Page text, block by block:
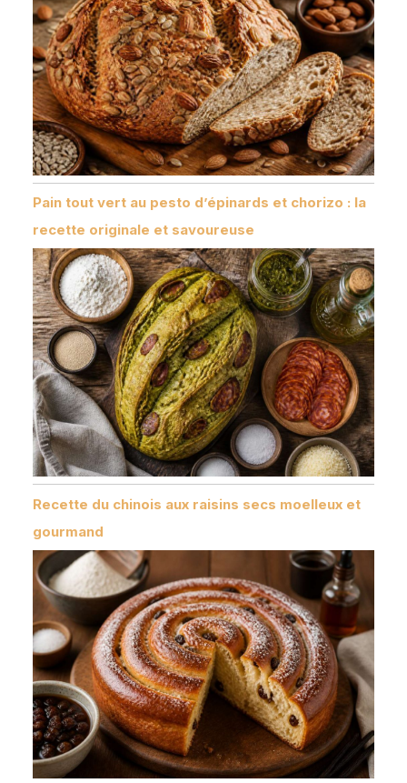
Pain tout vert au pesto d’épinards et chorizo : la
recette originale et savoureuse
Recette du chinois aux raisins secs moelleux et
gourmand